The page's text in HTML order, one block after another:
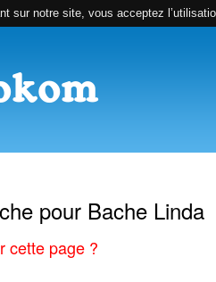
sur notre site, vous acceptez
pour Bache Linda
cette page ?